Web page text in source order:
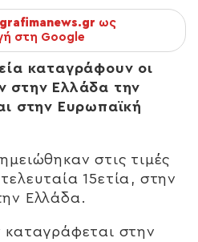
ως
στη Google
καταγράφουν οι
στην Ελλάδα την
στην Ευρωπαϊκή
στις τιμές
15ετία, στην
Ελλάδα.
στην